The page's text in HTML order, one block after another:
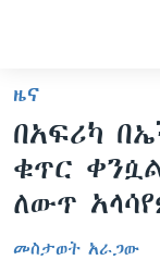
ማገናኛዎች
ዋናው
ይዘት
እለፍ
ዋናው
ኑሮ በጤንነት
ጋቢና ቪኦኤ
ዜና
በአፍሪካ
ቁጥር
ለውጥ
መስታወት አራጋው